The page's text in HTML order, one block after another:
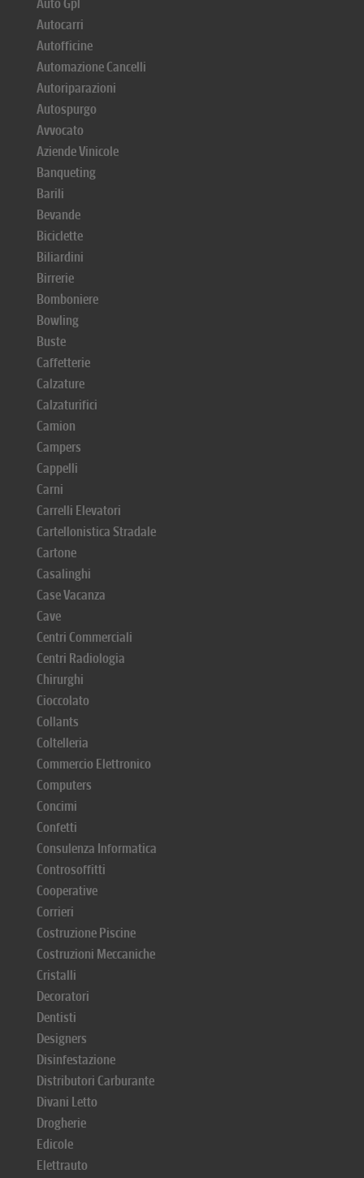
Auto Gpl
Autocarri
Autofficine
Automazione Cancelli
Autoriparazioni
Autospurgo
Avvocato
Aziende Vinicole
Banqueting
Barili
Bevande
Biciclette
Biliardini
Birrerie
Bomboniere
Bowling
Buste
Caffetterie
Calzature
Calzaturifici
Camion
Campers
Cappelli
Carni
Carrelli Elevatori
Cartellonistica Stradale
Cartone
Casalinghi
Case Vacanza
Cave
Centri Commerciali
Centri Radiologia
Chirurghi
Cioccolato
Collants
Coltelleria
Commercio Elettronico
Computers
Concimi
Confetti
Consulenza Informatica
Controsoffitti
Cooperative
Corrieri
Costruzione Piscine
Costruzioni Meccaniche
Cristalli
Decoratori
Dentisti
Designers
Disinfestazione
Distributori Carburante
Divani Letto
Drogherie
Edicole
Elettrauto